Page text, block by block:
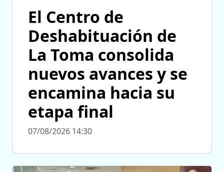
El Centro de
Deshabituación de
La Toma consolida
nuevos avances y se
encamina hacia su
etapa final
07/08/2026 14:30